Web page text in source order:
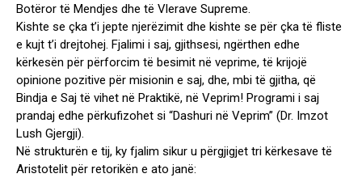
Botëror të Mendjes dhe të Vlerave Supreme.
Kishte se çka t’i jepte njerëzimit dhe kishte se për çka të fliste
e kujt t’i drejtohej. Fjalimi i saj, gjithsesi, ngërthen edhe
kërkesën për përforcim të besimit në veprime, të krijojë
opinione pozitive për misionin e saj, dhe, mbi të gjitha, që
Bindja e Saj të vihet në Praktikë, në Veprim! Programi i saj
prandaj edhe përkufizohet si “Dashuri në Veprim” (Dr. Imzot
Lush Gjergji).
Në strukturën e tij, ky fjalim sikur u përgjigjet tri kërkesave të
Aristotelit për retorikën e ato janë: